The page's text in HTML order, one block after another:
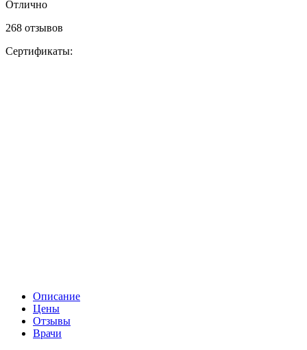
Отлично
268 отзывов
Сертификаты:
Описание
Цены
Отзывы
Врачи